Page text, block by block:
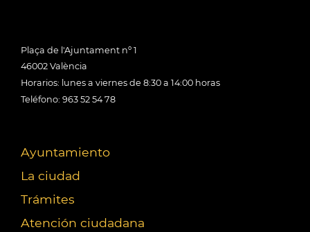
Plaça de l'Ajuntament nº 1
46002 València
Horarios: lunes a viernes de 8:30 a 14:00 horas
Teléfono: 963 52 54 78
Ayuntamiento
La ciudad
Trámites
Atención ciudadana